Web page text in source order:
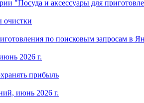
"Посуда и аксессуары для
очистки
по поисковым запросам в
2026 г.
прибыль
июнь 2026 г.